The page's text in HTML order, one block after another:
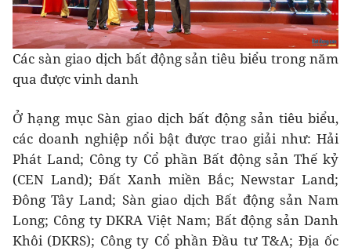
Các sàn giao dịch bất động sản tiêu biểu trong năm
qua được vinh danh
Ở hạng mục Sàn giao dịch bất động sản tiêu biểu,
các doanh nghiệp nổi bật được trao giải như: Hải
Phát Land; Công ty Cổ phần Bất động sản Thế kỷ
(CEN Land); Đất Xanh miền Bắc; Newstar Land;
Đông Tây Land; Sàn giao dịch Bất động sản Nam
Long; Công ty DKRA Việt Nam; Bất động sản Danh
Khôi (DKRS); Công ty Cổ phần Đầu tư T&A; Địa ốc